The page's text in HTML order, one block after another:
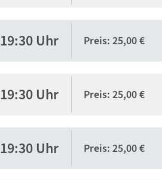
19:30 Uhr Preis: 25,00 €
19:30 Uhr Preis: 25,00 €
19:30 Uhr Preis: 25,00 €